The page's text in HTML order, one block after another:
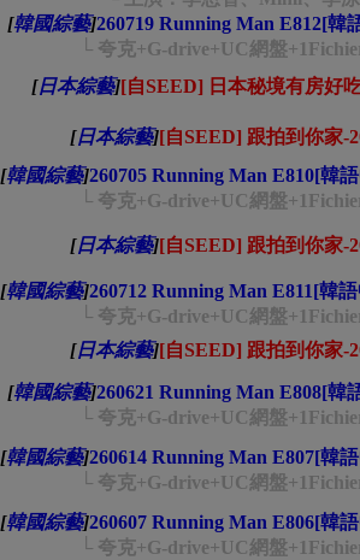
[韓國綜藝]260719 Running Man E812[韓
└ 夸克+G-drive+UC網盤
[日本綜藝][自SEED] 日本秘境有房好
[日本綜藝][自SEED] 跟拍到你家-
[韓國綜藝]260705 Running Man E810[韓
└ 夸克+G-drive+UC網盤
[日本綜藝][自SEED] 跟拍到你家-
[韓國綜藝]260712 Running Man E811[韓
└ 夸克+G-drive+UC網盤
[日本綜藝][自SEED] 跟拍到你家-
[韓國綜藝]260621 Running Man E808[韓
└ 夸克+G-drive+UC網盤
[韓國綜藝]260614 Running Man E807[韓
└ 夸克+G-drive+UC網盤
[韓國綜藝]260607 Running Man E806[韓
└ 夸克+G-drive+UC網盤